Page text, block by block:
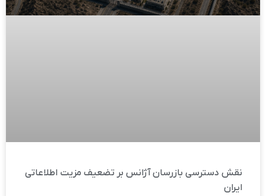
نقش دسترسی بازرسان آژانس بر تضعیف مزیت اطلاعاتی
ایران